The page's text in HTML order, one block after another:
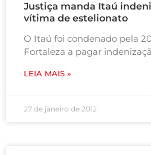
Justiça manda Itaú
vítima de estelionato
O Itaú foi condenado pela
Fortaleza a pagar
LEIA MAIS »
27 de janeiro de 2012